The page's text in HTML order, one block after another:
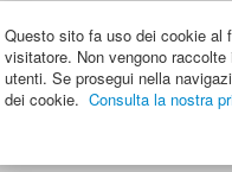
Questo sito fa uso dei cookie al
visitatore. Non vengono
utenti. Se prosegui nella
dei cookie. Consulta la nostra